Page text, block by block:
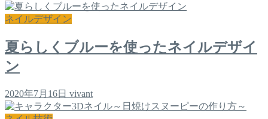
ネイルデザイン
夏らしくブルーを使ったネイルデザイ
ン
2020年7月16日 vivant